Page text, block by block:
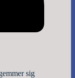
sig